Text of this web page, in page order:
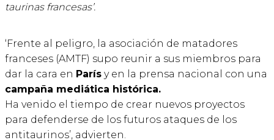
taurinas francesas’.
‘Frente al peligro, la asociación de matadores
franceses (AMTF) supo reunir a sus miembros para
dar la cara en París y en la prensa nacional con una
campaña mediática histórica.
Ha venido el tiempo de crear nuevos proyectos
para defenderse de los futuros ataques de los
antitaurinos’, advierten.